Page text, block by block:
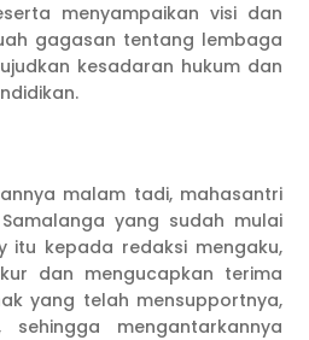
menyampaikan visi dan
gagasan tentang lembaga
kesadaran hukum dan
malam tadi, mahasantri
yang sudah mulai
itu kepada redaksi mengaku,
dan mengucapkan terima
yang telah mensupportnya,
mengantarkannya